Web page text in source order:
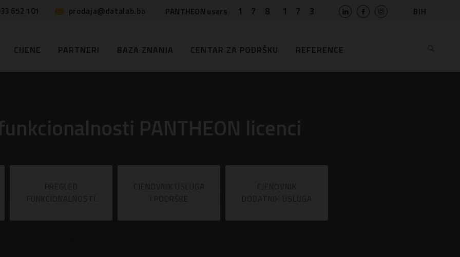
652 101 prodaja@datalab.ba PANTHEON users 1 7 8 1 7 3
BIH
MK
CIJENE PARTNERI BAZA ZNANJA CENTAR ZA PODRŠKU REFERENCE
PANTHEON licenci